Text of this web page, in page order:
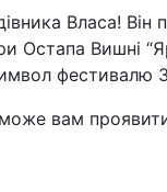
Власа! Він
Остапа Вишні
фестивалю
вам